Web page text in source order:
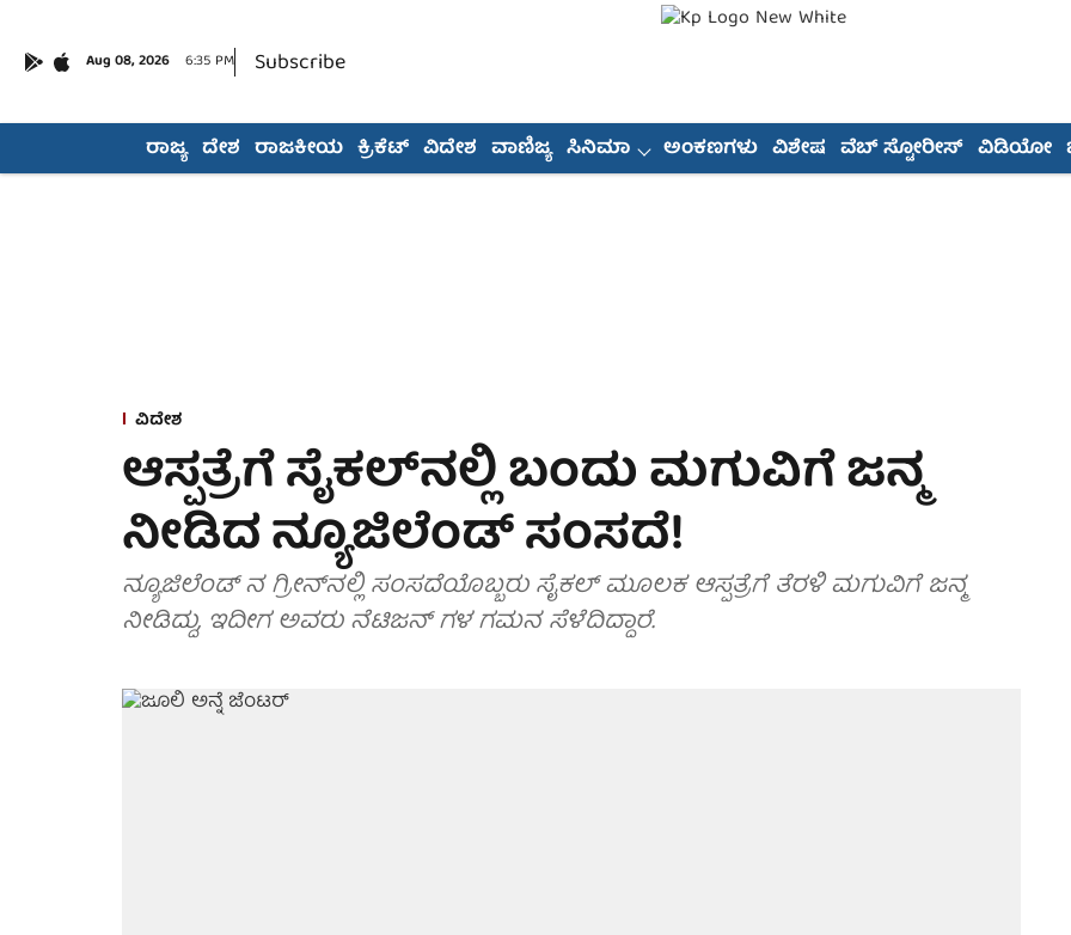
Aug 08, 2026 6:35 PM Subscribe
ರಾಜ್ಯ ದೇಶ ರಾಜಕೀಯ ಕ್ರಿಕೆಟ್ ವಿದೇಶ ವಾಣಿಜ್ಯ ಸಿನಿಮಾ ಅಂಕಣಗಳು ವಿಶೇಷ ವೆಬ್ ಸ್ಟೋರೀಸ್ ವಿಡಿಯೋ
ವಿದೇಶ
ಆಸ್ಪತ್ರೆಗೆ ಸೈಕಲ್​ನಲ್ಲಿ ಬಂದು ಮಗುವಿಗೆ ಜನ್ಮ
ನೀಡಿದ ನ್ಯೂಜಿಲೆಂಡ್ ಸಂಸದೆ!
ನ್ಯೂಜಿಲೆಂಡ್ ನ ಗ್ರೀನ್​ನಲ್ಲಿ ಸಂಸದೆಯೊಬ್ಬರು ಸೈಕಲ್​ ಮೂಲಕ ಆಸ್ಪತ್ರೆಗೆ ತೆರಳಿ ಮಗುವಿಗೆ ಜನ್ಮ
ನೀಡಿದ್ದು, ಇದೀಗ ಅವರು ನೆಟಿಜನ್ ಗಳ ಗಮನ ಸೆಳೆದಿದ್ದಾರೆ.